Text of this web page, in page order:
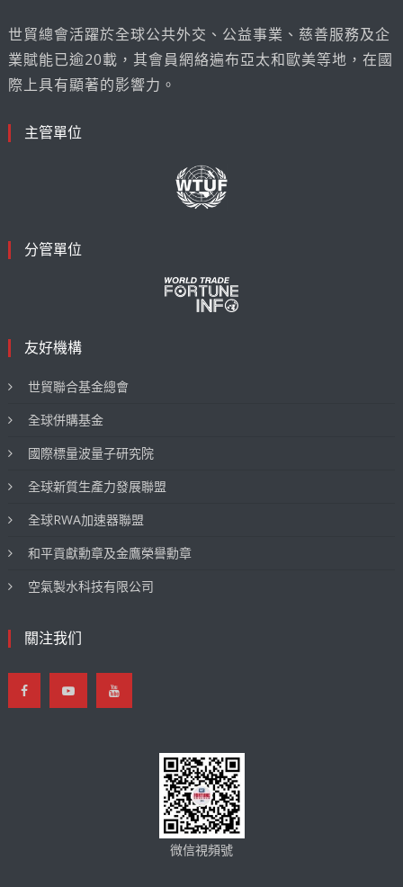
世貿總會活躍於全球公共外交、公益事業、慈善服務及企
業賦能已逾20載，其會員網絡遍布亞太和歐美等地，在國
際上具有顯著的影響力。
主管單位
分管單位
友好機構
世貿聯合基金總會
全球併購基金
國際標量波量子研究院
全球新質生產力發展聯盟
全球RWA加速器聯盟
和平貢獻勳章及金鷹榮譽勳章
空氣製水科技有限公司
關注我们
微信視頻號